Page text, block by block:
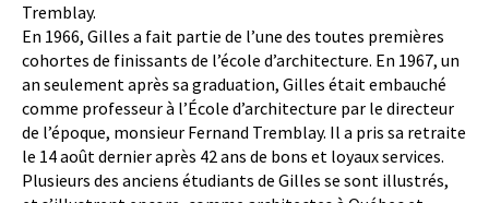
Tremblay.
En 1966, Gilles a fait partie de l’une des toutes premières
cohortes de finissants de l’école d’architecture. En 1967, un
an seulement après sa graduation, Gilles était embauché
comme professeur à l’École d’architecture par le directeur
de l’époque, monsieur Fernand Tremblay. Il a pris sa retraite
le 14 août dernier après 42 ans de bons et loyaux services.
Plusieurs des anciens étudiants de Gilles se sont illustrés,